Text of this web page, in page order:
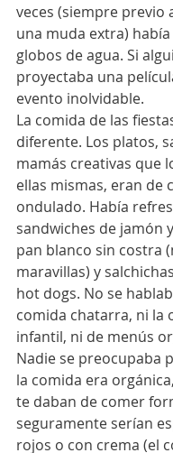
veces (siempre previo
una muda extra)
globos de agua. Si
proyectaba una
evento inolvidable.
La comida de las
diferente. Los platos,
mamás creativas que
ellas mismas, eran de
ondulado. Había
sandwiches de jamón
pan blanco sin costra
maravillas) y
hot dogs. No se
comida chatarra, ni la
infantil, ni de menús
Nadie se preocupaba
la comida era
te daban de comer
seguramente serían
rojos o con crema (el